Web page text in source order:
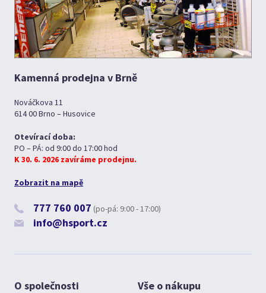
Kamenná prodejna v Brně
Nováčkova 11
614 00 Brno – Husovice
Otevírací doba:
PO – PÁ: od 9:00 do 17:00 hod
K 30. 6. 2026 zavíráme prodejnu.
Zobrazit na mapě
777 760 007 (po-pá: 9:00 - 17:00)
info@hsport.cz
O společnosti Vše o nákupu